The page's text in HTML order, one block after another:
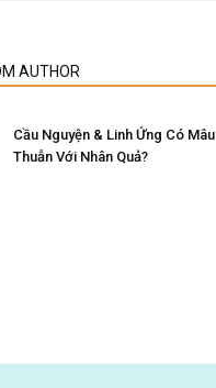
AUTHOR
Cầu Nguyện & Linh Ứng Có Mâu
Thuẫn Với Nhân Quả?